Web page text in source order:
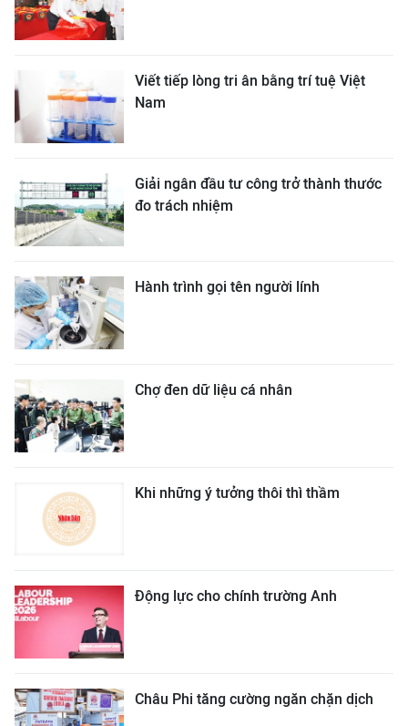
Viết tiếp lòng tri ân bằng trí tuệ Việt
Nam
Giải ngân đầu tư công trở thành thước
đo trách nhiệm
Hành trình gọi tên người lính
Chợ đen dữ liệu cá nhân
Khi những ý tưởng thôi thì thầm
Động lực cho chính trường Anh
Châu Phi tăng cường ngăn chặn dịch